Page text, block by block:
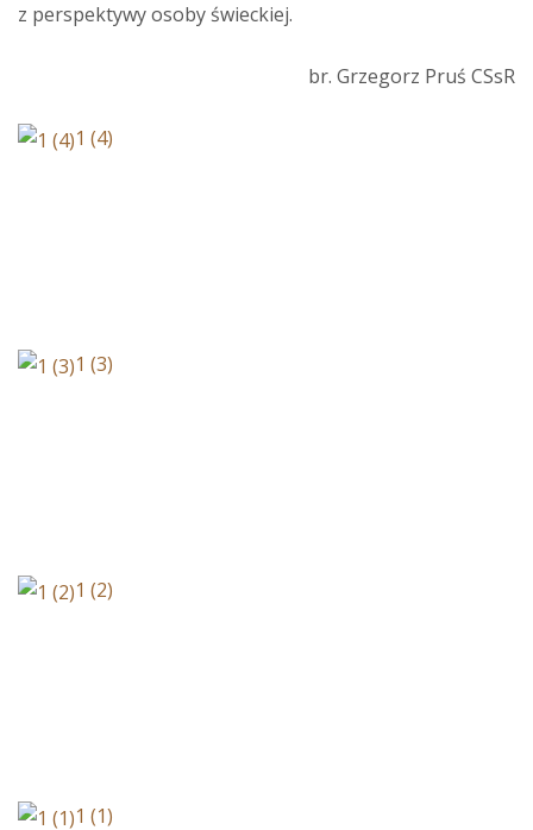
z perspektywy osoby świeckiej.
br. Grzegorz Pruś CSsR
1 (4)
1 (3)
1 (2)
1 (1)